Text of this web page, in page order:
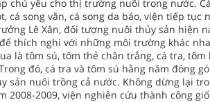
chủ yếu cho thị trường nuôi trong nước.
cá song vằn, cá song da báo, viện tiếp tục
Lê Xân, đối tượng nuôi thủy sản hiện
thích nghi với những môi trường khác
là tôm sú, tôm thẻ chân trắng, cá tra, tôm
đó, cá tra và tôm sú hằng năm đóng
sản nuôi trồng cả nước. Không dừng lại
2009, viện nghiên cứu thành công